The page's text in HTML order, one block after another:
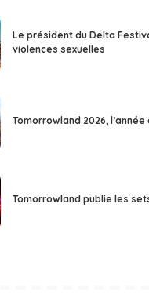
Le président du Delta
violences sexuelles
Tomorrowland 2026,
Tomorrowland publie les